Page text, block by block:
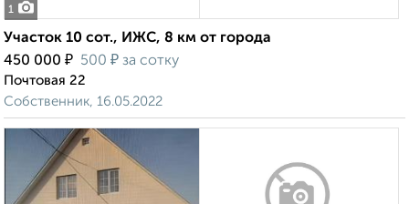
1
Участок 10 сот., ИЖС, 8 км от города
450 000 ₽ 500 ₽ за сотку
Почтовая 22
Собственник, 16.05.2022